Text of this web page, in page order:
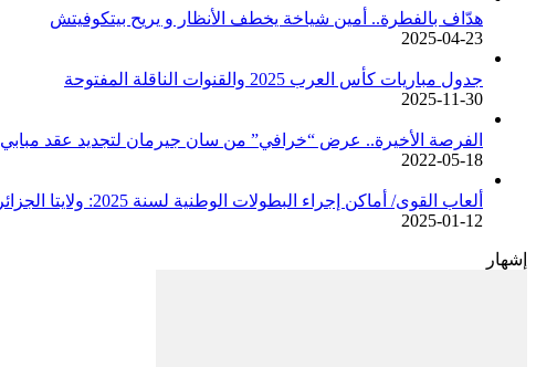
هدّاف بالفطرة.. أمين شياخة يخطف الأنظار و يريح بيتكوفيتش
2025-04-23
جدول مباريات كأس العرب 2025 والقنوات الناقلة المفتوحة
2025-11-30
الفرصة الأخيرة.. عرض “خرافي” من سان جيرمان لتجديد عقد مبابي
2022-05-18
ألعاب القوى/ أماكن إجراء البطولات الوطنية لسنة 2025: ولايتا الجزائر وبجاية تحتضنان أغلبية المسابقات /اتحادية/
2025-01-12
إشهار